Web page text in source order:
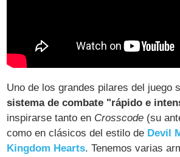
Uno de los grandes pilares del juego
sistema de combate "rápido e
inspirarse tanto en Crosscode (su
como en clásicos del estilo de Devil
Kingdom Hearts. Tenemos varias